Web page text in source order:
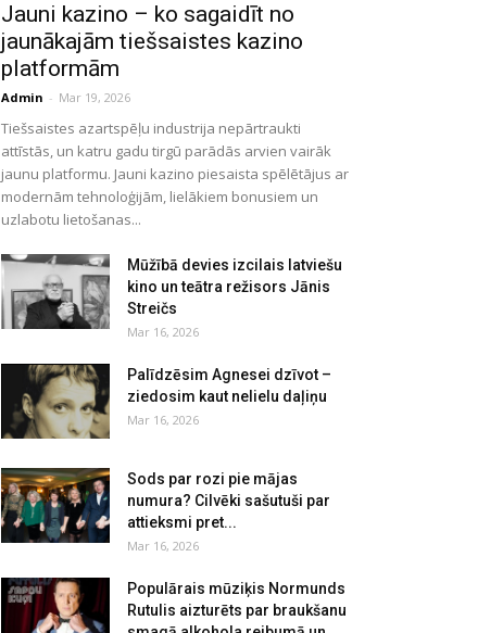
Jauni kazino – ko sagaidīt no
jaunākajām tiešsaistes kazino
platformām
Admin - Mar 19, 2026
Tiešsaistes azartspēļu industrija nepārtraukti
attīstās, un katru gadu tirgū parādās arvien vairāk
jaunu platformu. Jauni kazino piesaista spēlētājus ar
modernām tehnoloģijām, lielākiem bonusiem un
uzlabotu lietošanas...
Mūžībā devies izcilais latviešu
kino un teātra režisors Jānis
Streičs
Mar 16, 2026
Palīdzēsim Agnesei dzīvot –
ziedosim kaut nelielu daļiņu
Mar 16, 2026
Sods par rozi pie mājas
numura? Cilvēki sašutuši par
attieksmi pret...
Mar 16, 2026
Populārais mūziķis Normunds
Rutulis aizturēts par braukšanu